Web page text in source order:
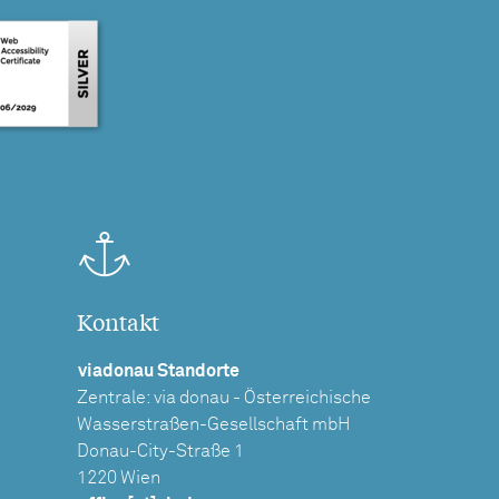
Kontakt
viadonau Standorte
Zentrale: via donau - Österreichische
Wasserstraßen-Gesellschaft mbH
Donau-City-Straße 1
1220 Wien